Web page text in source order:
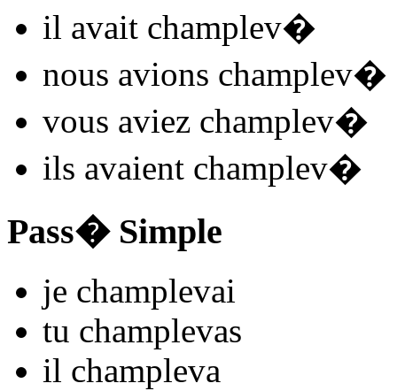
il avait champlev�
nous avions champlev�
vous aviez champlev�
ils avaient champlev�
Pass� Simple
je champlevai
tu champlevas
il champleva